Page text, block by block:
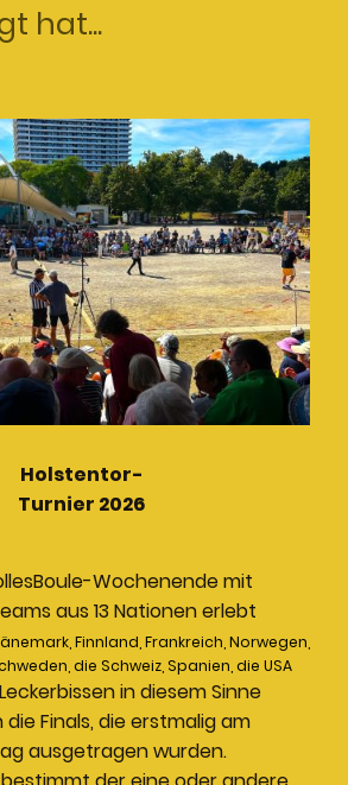
hat...
Holstentor-
Turnier 2026
Wochenende mit
aus 13 Nationen erlebt
Finnland, Frankreich, Norwegen,
die Schweiz, Spanien, die USA
Leckerbissen in diesem Sinne
Finals, die erstmalig am
ausgetragen wurden.